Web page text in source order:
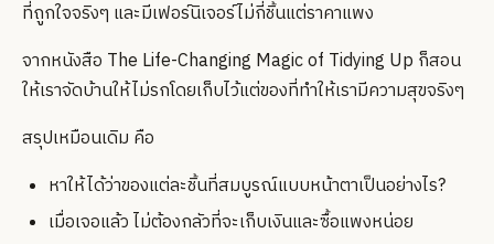
ที่ถูกใจจริงๆ และมีเฟอร์นิเจอร์ไม่กี่ชิ้นแต่ราคาแพง
จากหนังสือ The Life-Changing Magic of Tidying Up ก็สอน
ให้เราจัดบ้านให้ไม่รกโดยเก็บไว้แต่ของที่ทำให้เรามีความสุขจริงๆ
สรุปเหมือนเดิม คือ
หาให้ได้ว่าของแต่ละชิ้นที่สมบูรณ์แบบหน้าตาเป็นอย่างไร?
เมื่อเจอแล้ว ไม่ต้องกลัวที่จะเก็บเงินและซื้อแพงหน่อย